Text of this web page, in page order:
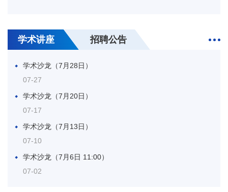
的通知
31
2026-07
关于转发《2026年度国家重大科技平台国际开
放合作基础研究专项（试点）项目指南》的通知
30
26
2026-06
18
2026-06
大项目指南》的通知
（2026.9.4-9，伊宁）
2026-06
素地球化学学术讨论会的通知（一号通知）
（11.27-29，南京）
2026-06
能揭示极端气候背景下的生物演化、古生态响应
15
会议第一轮通知（2026.7.4-7，南京）
25
2026-05
第七届国际古生物学大会（2026.11.30- 12.3，
23
2026-04
中国古生物学会第三十二届学术年会第一轮通知
学术讲座 招聘公告
学术沙龙（7月28日）
07-27
学术沙龙（7月20日）
07-17
学术沙龙（7月13日）
07-10
学术沙龙（7月6日 11:00）
07-02